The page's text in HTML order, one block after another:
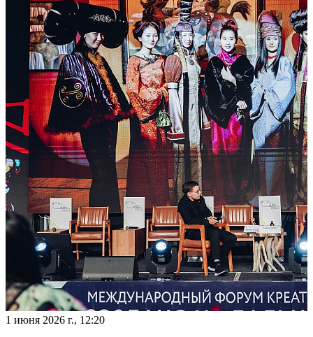
1 июня 2026 г., 12:20